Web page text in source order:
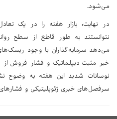
می‌شود.
در نهایت، بازار هفته را در یک
می‌دهد سرمایه‌گذاران با وجود
خبر مثبت دیپلماتیک و فشار فروش
نوسانات شدید این هفته به وضوح
سرفصل‌های خبری ژئوپلیتیکی و